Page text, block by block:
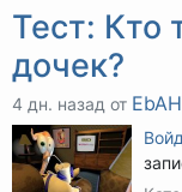
Тест: Кто
дочек?
4 дн. назад от